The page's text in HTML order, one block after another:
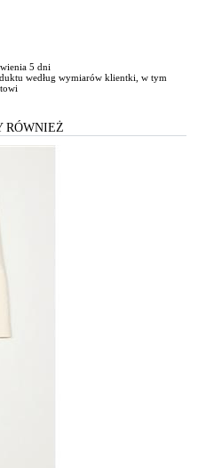
5 dni
według wymiarów klientki, w tym
RÓWNIEŻ